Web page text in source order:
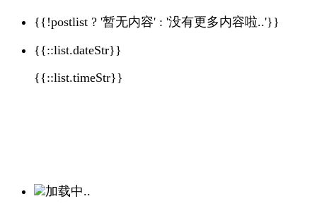
{{!postlist ? '暂无内容' : '没有更多内容啦..'}}
{{::list.dateStr}}
{{::list.timeStr}}
加载中..